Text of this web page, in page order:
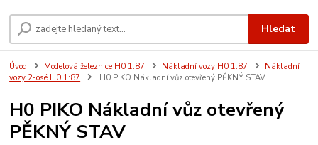
Hledat
Úvod Modelová železnice H0 1:87 Nákladní vozy H0 1:87
Nákladní
vozy 2-osé H0 1:87
H0 PIKO Nákladní vůz otevřený PĚKNÝ STAV
H0 PIKO Nákladní vůz otevřený
PĚKNÝ STAV